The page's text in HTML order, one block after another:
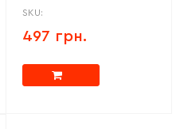
SKU:
497 грн.